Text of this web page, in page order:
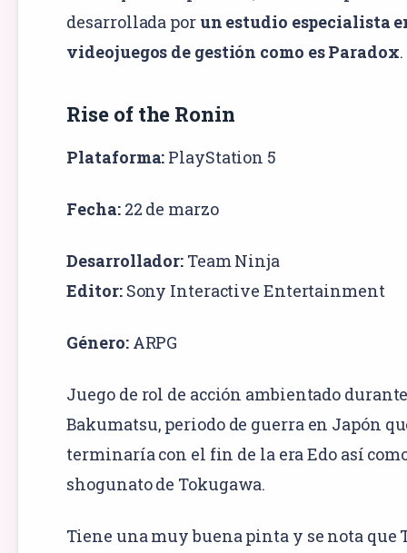
desarrollada por un estudio especialista
videojuegos de gestión como es Paradox.
Rise of the Ronin
Plataforma: PlayStation 5
Fecha:22 de marzo
Desarrollador: Team Ninja
Editor:Sony Interactive Entertainment
Género: ARPG
Juego de rol de acción ambientado
Bakumatsu, periodo de guerra en Japón
terminaría con el fin de la era Edo así
shogunato de Tokugawa.
Tiene una muy buena pinta y se nota que